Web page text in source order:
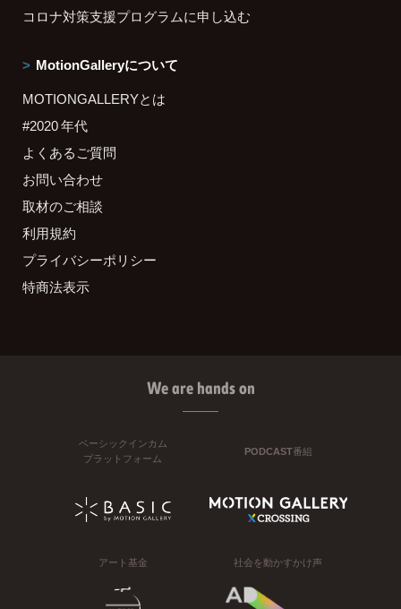
コロナ対策支援プログラムに申し込む
MotionGalleryについて
MOTIONGALLERYとは
#2020 年代
よくあるご質問
お問い合わせ
取材のご相談
利用規約
プライバシーポリシー
特商法表示
We are hands on
ベーシックインカム
プラットフォーム
PODCAST番組
アート基金 社会を動かすかけ声